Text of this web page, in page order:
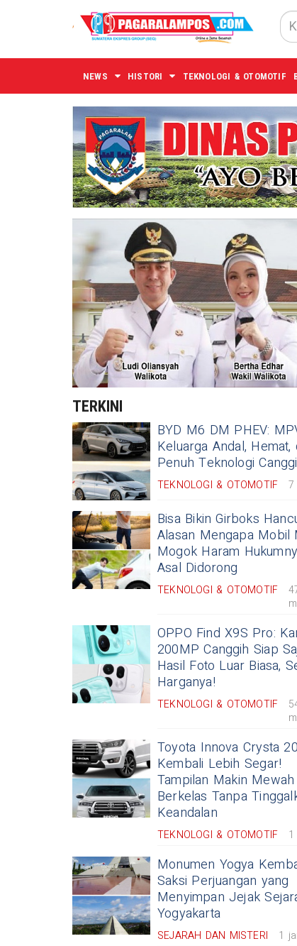
NEWS HISTORI TEKNOLOGI & OTOMOTIF
TERKINI
BYD M6 DM PHEV:
Keluarga Andal, Hemat,
Penuh Teknologi
TEKNOLOGI & OTOMOTIF
Bisa Bikin Girboks
Alasan Mengapa Mobil
Mogok Haram
Asal Didorong
TEKNOLOGI & OTOMOTIF
OPPO Find X9S Pro:
200MP Canggih Siap
Hasil Foto Luar Biasa,
Harganya!
TEKNOLOGI & OTOMOTIF
Toyota Innova Crysta
Kembali Lebih Segar!
Tampilan Makin
Berkelas Tanpa
Keandalan
TEKNOLOGI & OTOMOTIF
Monumen Yogya
Saksi Perjuangan yang
Menyimpan Jejak
Yogyakarta
SEJARAH DAN MISTERI 1